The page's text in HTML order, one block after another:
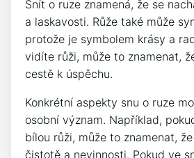
Snít o ruze znamená, že se
a laskavosti. Růže také může
protože je symbolem krásy a
vidíte růži, může to znamenat,
cestě k úspěchu.
Konkrétní aspekty snu o ruze
osobní význam. Například,
bílou růži, může to znamenat,
čistotě a nevinnosti. Pokud ve